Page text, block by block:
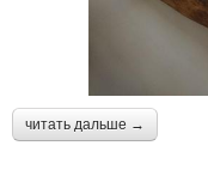
читать дальше →